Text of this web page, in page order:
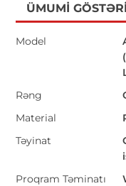
ÜMUMI
Model
Rəng
Material
Təyinat
Proqram Təminatı